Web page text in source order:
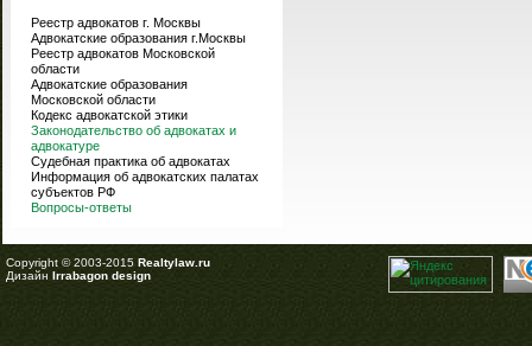
Реестр адвокатов г. Москвы
Адвокатские образования г.Москвы
Реестр адвокатов Московской
области
Адвокатские образования
Московской области
Кодекс адвокатской этики
Законодательство об адвокатах и
адвокатуре
Судебная практика об адвокатах
Информация об адвокатских палатах
субъектов РФ
Вопросы-ответы
Copyright © 2003-2015 Realtylaw.ru
Дизайн Irrabagon design